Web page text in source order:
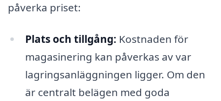
påverka priset:
Plats och tillgång: Kostnaden för
magasinering kan påverkas av var
lagringsanläggningen ligger. Om den
är centralt belägen med goda